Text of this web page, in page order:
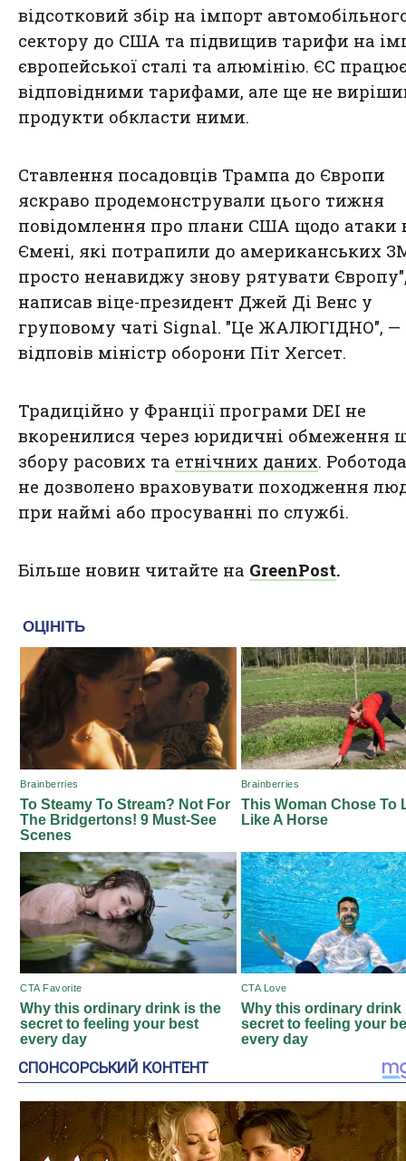
відсотковий збір на імпорт
сектору до США та підвищив тарифи на
європейської сталі та алюмінію. ЄС
відповідними тарифами, але ще не
продукти обкласти ними.
Ставлення посадовців Трампа до Європи
яскраво продемонстрували цього тижня
повідомлення про плани США щодо атаки
Ємені, які потрапили до американських
просто ненавиджу знову рятувати
написав віце-президент Джей Ді Венс у
груповому чаті Signal. "Це ЖАЛЮГІДНО", —
відповів міністр оборони Піт Хегсет.
Традиційно у Франції програми DEI не
вкоренилися через юридичні обмеження
збору расових та етнічних даних.
не дозволено враховувати походження
при наймі або просуванні по службі.
Більше новин читайте на GreenPost.